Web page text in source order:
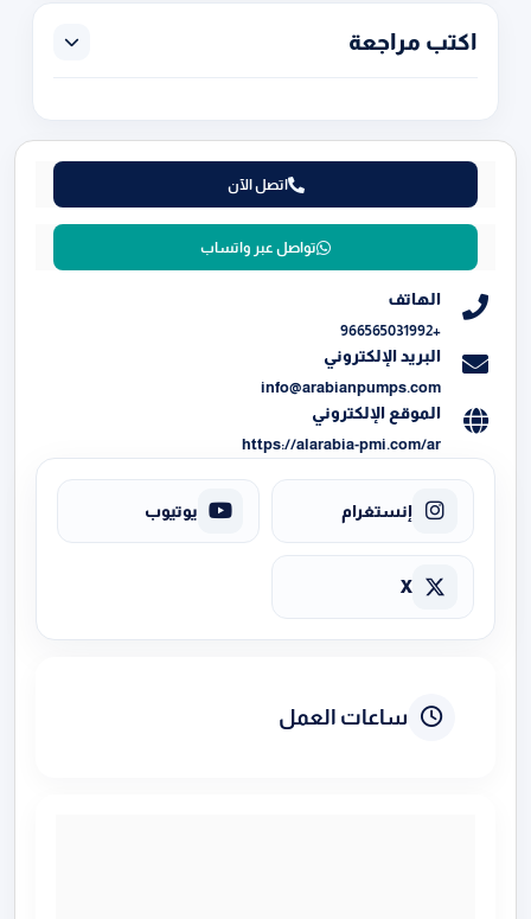
اكتب مراجعة
اتصل الآن
تواصل عبر واتساب
الهاتف
+966565031992
البريد الإلكتروني
info@arabianpumps.com
الموقع الإلكتروني
https://alarabia-pmi.com/ar
إنستغرام يوتيوب
X
ساعات العمل